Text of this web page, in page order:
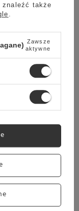
dzisiaj
w magazynie
Ciebie
Kawa
znaleźć także
Zawsze
aktywne